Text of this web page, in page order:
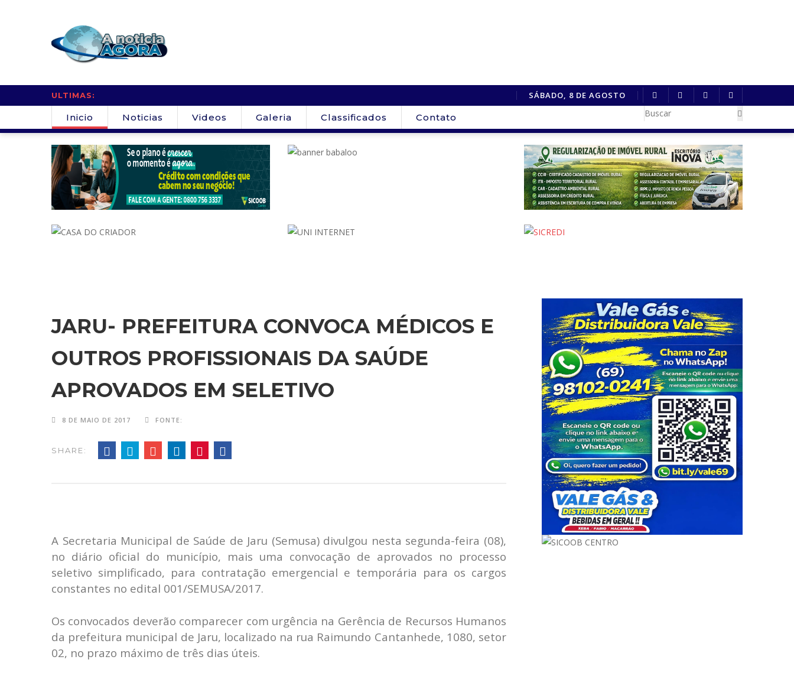
ULTIMAS: SÁBADO, 8 DE AGOSTO
Inicio Noticias Videos Galeria Classificados Contato
JARU- PREFEITURA CONVOCA MÉDICOS E
OUTROS PROFISSIONAIS DA SAÚDE
APROVADOS EM SELETIVO
8 DE MAIO DE 2017 FONTE:
SHARE:
A Secretaria Municipal de Saúde de Jaru (Semusa) divulgou nesta segunda-feira (08),
no diário oficial do município, mais uma convocação de aprovados no processo
seletivo simplificado, para contratação emergencial e temporária para os cargos
constantes no edital 001/SEMUSA/2017.
Os convocados deverão comparecer com urgência na Gerência de Recursos Humanos
da prefeitura municipal de Jaru, localizado na rua Raimundo Cantanhede, 1080, setor
02, no prazo máximo de três dias úteis.